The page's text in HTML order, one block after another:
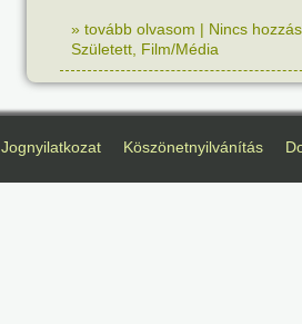
» tovább olvasom | Nincs
Született Film/Média
Jognyilatkozat Köszönetnyilvánítás